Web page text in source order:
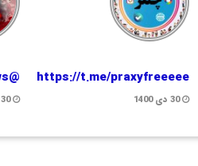
https://t.me/praxyfreeeee
30 دی 1400
@Apex_MobileNews
30 دی 1400